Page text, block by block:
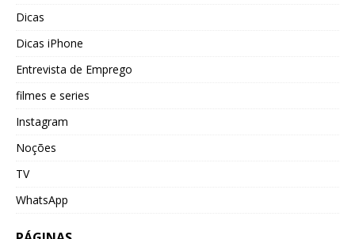
Dicas
Dicas iPhone
Entrevista de Emprego
filmes e series
Instagram
Noções
TV
WhatsApp